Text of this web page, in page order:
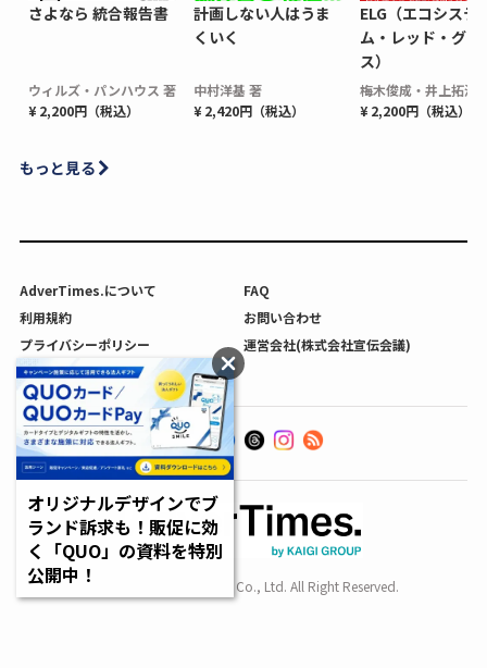
さよなら 統合報告書
ウィルズ・パンハウス 著
¥ 2,200円（税込）
計画しない人はうま
くいく
中村洋基 著
¥ 2,420円（税込）
ELG（エコシステ
ム・レッド・グロ
ス）
梅木俊成・井上拓海
¥ 2,200円（税込）
もっと見る
AdverTimes.について
FAQ
利用規約
お問い合わせ
プライバシーポリシー
運営会社(株式会社宣伝会議)
利用者情報の外部送信について
Copyright SENDENKAIGI Co., Ltd. All Right Reserved.
オリジナルデザインでブ
ランド訴求も！販促に効
く「QUO」の資料を特別
公開中！